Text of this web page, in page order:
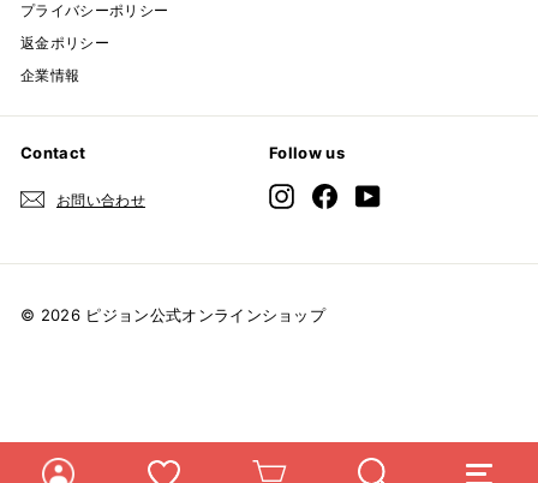
プライバシーポリシー
返金ポリシー
企業情報
Contact
お問い合わせ
Follow us
InstagramFacebook
© 2026 ピジョン公式オンラインショップ